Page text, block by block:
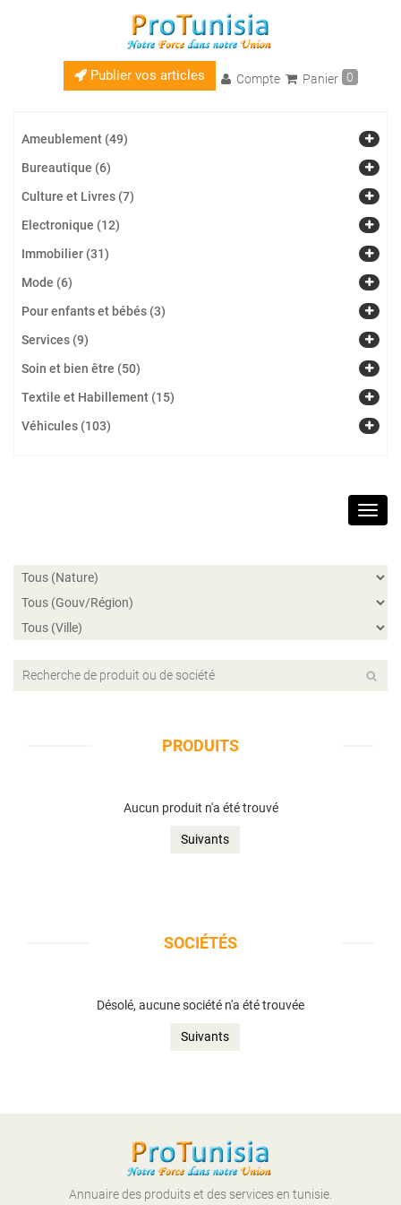
Publier vos articles Compte Panier 0
Ameublement (49)
Bureautique (6)
Culture et Livres (7)
Electronique (12)
Immobilier (31)
Mode (6)
Pour enfants et bébés (3)
Services (9)
Soin et bien être (50)
Textile et Habillement (15)
Véhicules (103)
PRODUITS
Aucun produit n'a été trouvé
Suivants
SOCIÉTÉS
Désolé, aucune société n'a été trouvée
Suivants
Annuaire des produits et des services en tunisie.